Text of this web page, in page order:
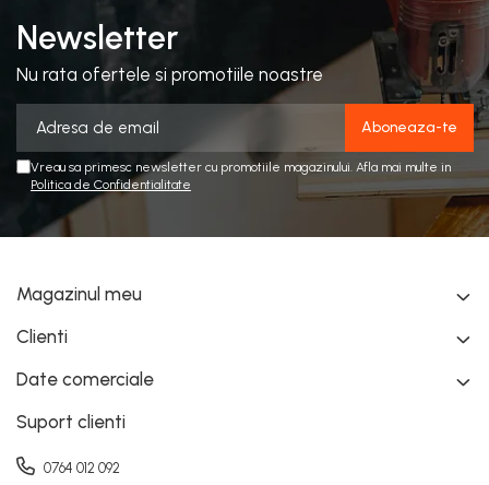
Newsletter
Nu rata ofertele si promotiile noastre
Vreau sa primesc newsletter cu promotiile magazinului. Afla mai multe in
Politica de Confidentialitate
Magazinul meu
Clienti
Date comerciale
Suport clienti
0764 012 092